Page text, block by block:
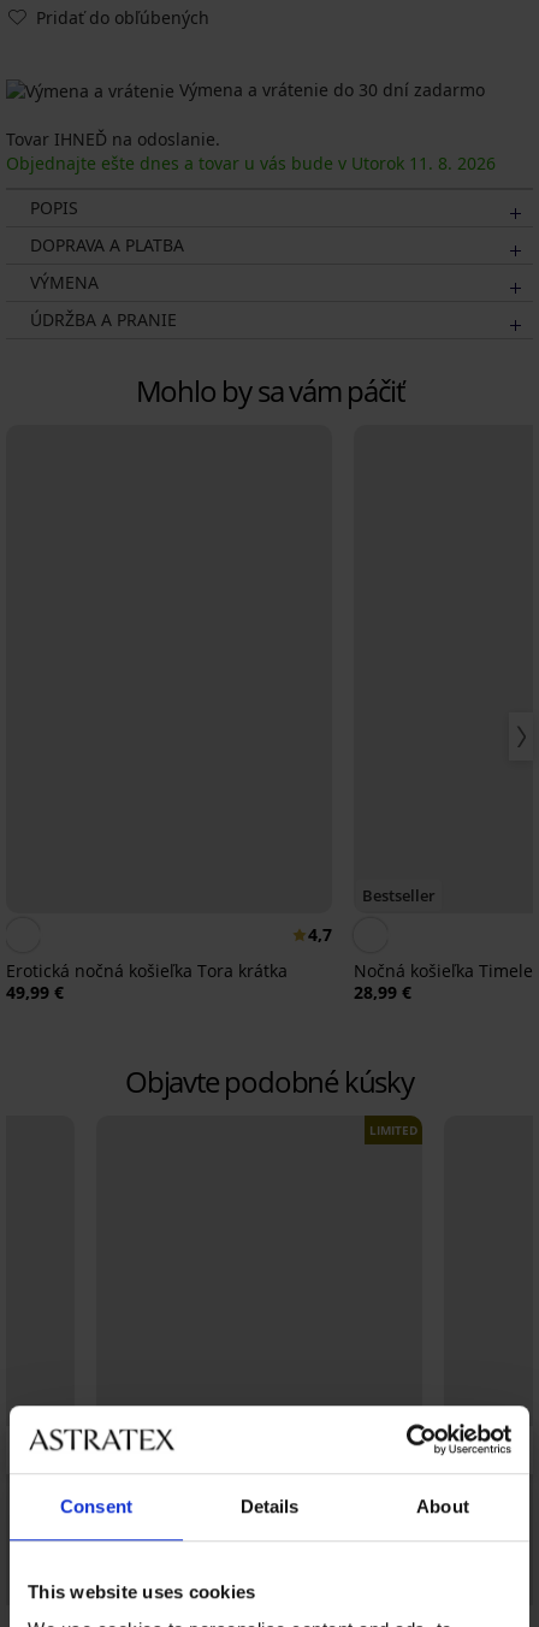
Consent Details About
This website uses cookies
Pridať do obľúbených
Výmena a vrátenie do 30 dní zadarmo
Tovar IHNEĎ na odoslanie.
Objednajte ešte dnes a tovar u vás bude v Utorok 11. 8. 2026
POPIS
DOPRAVA A PLATBA
VÝMENA
ÚDRŽBA A PRANIE
Mohlo by sa vám páčiť
4,7
Erotická nočná košieľka Tora krátka
49,99 €
Bestseller
Nočná košieľka
28,99 €
Objavte podobné kúsky
LIMITED